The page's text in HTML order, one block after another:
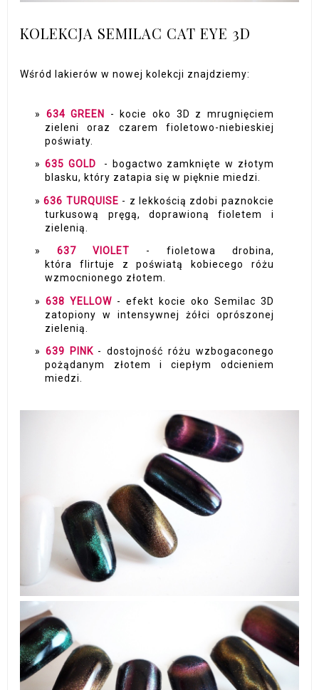
KOLEKCJA SEMILAC CAT EYE 3D
Wśród lakierów w nowej kolekcji znajdziemy:
634 GREEN
- kocie oko 3D z mrugnięciem
zieleni oraz czarem fioletowo-niebieskiej
poświaty.
635 GOLD - bogactwo zamknięte w złotym
blasku, który zatapia się w pięknie miedzi.
636 TURQUISE - z lekkością zdobi paznokcie
turkusową pręgą, doprawioną fioletem i
zielenią.
637 VIOLET - fioletowa drobina,
która flirtuje z poświatą kobiecego różu
wzmocnionego złotem.
638 YELLOW - efekt kocie oko Semilac 3D
zatopiony w intensywnej żółci oprószonej
zielenią.
639 PINK- dostojność różu wzbogaconego
pożądanym złotem i ciepłym odcieniem
miedzi.